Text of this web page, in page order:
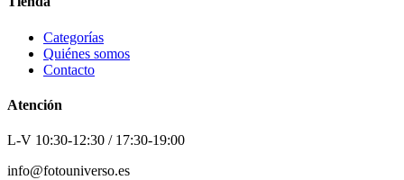
Categorías
Quiénes somos
Contacto
Atención
L-V 10:30-12:30 / 17:30-19:00
info@fotouniverso.es